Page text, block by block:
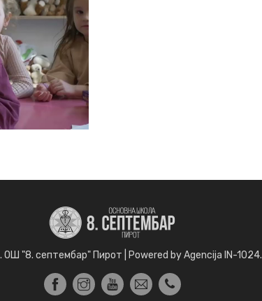
"8. септембар" Пирот | Powered by Agencija IN-1024.